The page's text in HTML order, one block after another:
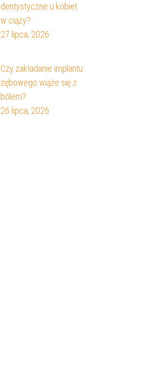
dentystyczne u kobiet
w ciąży?
27 lipca, 2026
Czy zakładanie implantu
zębowego wiąże się z
bólem?
26 lipca, 2026